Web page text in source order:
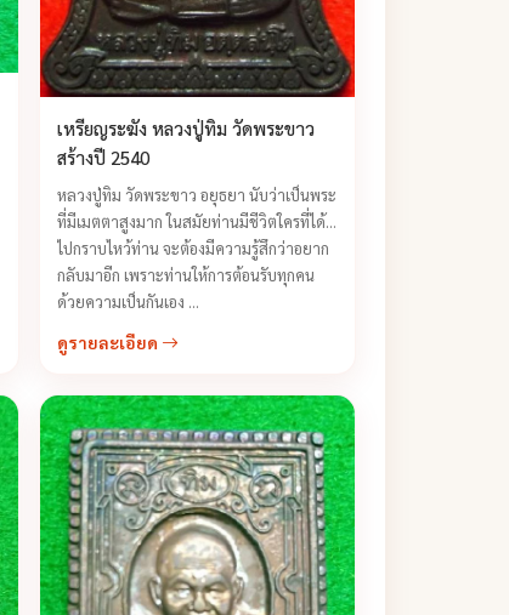
เหรียญระฆัง หลวงปู่ทิม วัดพระขาว
สร้างปี 2540
หลวงปู่ทิม วัดพระขาว อยุธยา นับว่าเป็นพระ
ที่มีเมตตาสูงมาก ในสมัยท่านมีชีวิตใครที่ได้
ไปกราบไหว้ท่าน จะต้องมีความรู้สึกว่าอยาก
กลับมาอีก เพราะท่านให้การต้อนรับทุกคน
ด้วยความเป็นกันเอง ...
ดูรายละเอียด